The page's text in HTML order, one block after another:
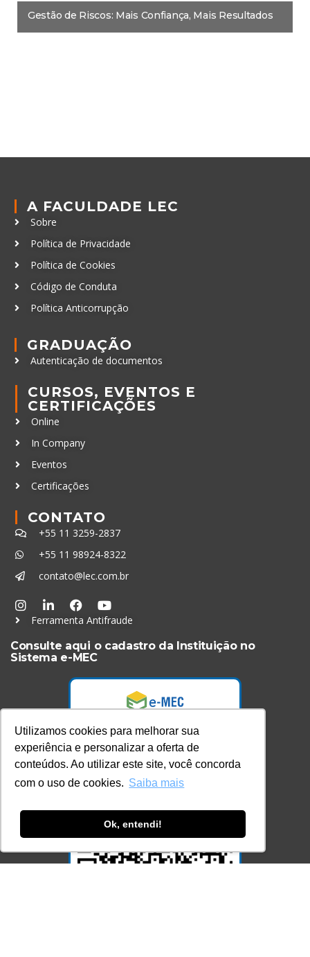
Utilizamos cookies para melhorar sua
experiência e personalizar a oferta de
conteúdos. Ao utilizar este site, você concorda
com o uso de cookies. Saiba mais
Ok, entendi!
Gestão de Riscos: Mais Confiança, Mais Resultados
A FACULDADE LEC
Sobre
Política de Privacidade
Política de Cookies
Código de Conduta
Política Anticorrupção
GRADUAÇÃO
Autenticação de documentos
CURSOS, EVENTOS E
CERTIFICAÇÕES
Online
In Company
Eventos
Certificações
CONTATO
+55 11 3259-2837
+55 11 98924-8322
contato@lec.com.br
Ferramenta Antifraude
Consulte aqui o cadastro da Instituição no
Sistema e-MEC